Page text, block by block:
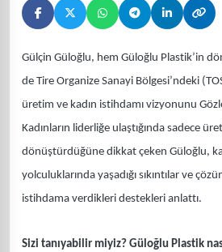
Gülçin Güloğlu, hem Güloğlu Plastik’in
de Tire Organize Sanayi Bölgesi’ndeki
üretim ve kadın istihdamı vizyonunu
Kadınların liderliğe ulaştığında sadece
dönüştürdüğüne dikkat çeken Güloğlu,
yolculuklarında yaşadığı sıkıntılar ve
istihdama verdikleri destekleri anlattı.
Sizi tanıyabilir miyiz? Güloğlu Plastik